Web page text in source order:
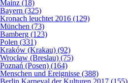
Mainz (18)
Bayern (325)
Kronach leuchtet 2016 (129)
München (73)
Bamberg (123)
Polen (331)
Kraków (Krakau) (92)
Wrocław (Breslau) (75)
Poznań (Posen) (164)
Menschen und Ereignisse (388)
Berlin Karneval der Kulturen 2017 (155)